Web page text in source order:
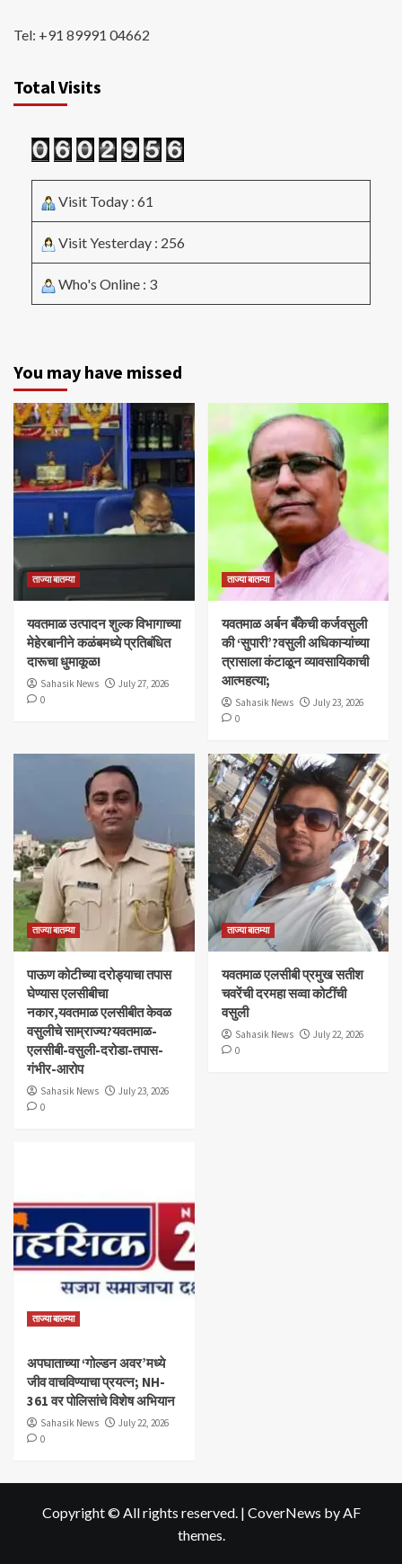
Tel: +91 89991 04662
Total Visits
Visit Today : 61
Visit Yesterday : 256
Who's Online : 3
You may have missed
ताज्या बातम्या
यवतमाळ उत्पादन शुल्क विभागाच्या
मेहेरबानीने कळंबमध्ये प्रतिबंधित
दारूचा धुमाकूळ!
Sahasik News
July 27, 2026
0
ताज्या बातम्या
​यवतमाळ अर्बन बँकेची कर्जवसुली
की ‘सुपारी’?वसुली अधिकाऱ्यांच्या
त्रासाला कंटाळून व्यावसायिकाची
आत्महत्या;
Sahasik News
July 23, 2026
0
ताज्या बातम्या
पाऊण कोटीच्या दरोड्याचा तपास
घेण्यास एलसीबीचा
नकार,यवतमाळ एलसीबीत केवळ
वसुलीचे साम्राज्य?यवतमाळ-
एलसीबी-वसुली-दरोडा-तपास-
गंभीर-आरोप
Sahasik News
July 23, 2026
0
ताज्या बातम्या
यवतमाळ एलसीबी प्रमुख सतीश
चवरेंची दरमहा सव्वा कोटींची
वसुली
Sahasik News
July 22, 2026
0
ताज्या बातम्या
अपघाताच्या ‘गोल्डन अवर’मध्ये
जीव वाचविण्याचा प्रयत्न; NH-
361 वर पोलिसांचे विशेष अभियान
Sahasik News
July 22, 2026
0
Copyright © All rights reserved. | CoverNews by AF
themes.